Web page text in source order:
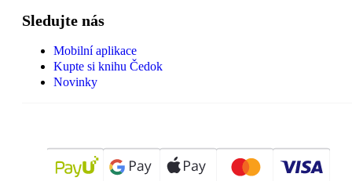
Sledujte nás
Mobilní aplikace
Kupte si knihu Čedok
Novinky